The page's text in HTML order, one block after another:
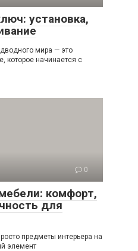
установка,
мира — это
которое начинается с
0
комфорт,
для
предметы интерьера на
элемент